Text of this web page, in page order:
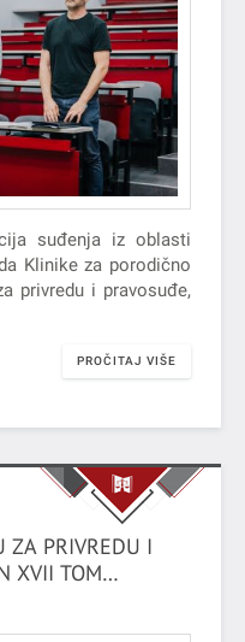
suđenja iz oblasti
Klinike za porodično
privredu i pravosuđe,
PROČITAJ VIŠE
ZA PRIVREDU I
XVII TOM